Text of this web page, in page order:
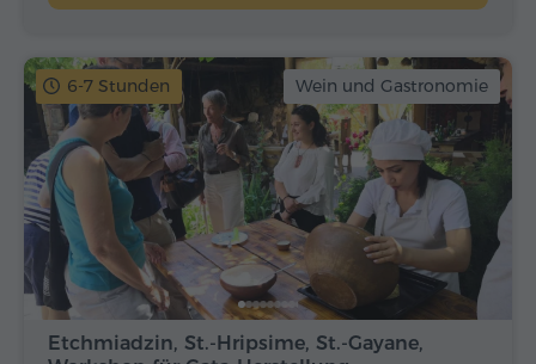
6-7 Stunden Wein und Gastronomie
Etchmiadzin, St.-Hripsime, St.-Gayane,